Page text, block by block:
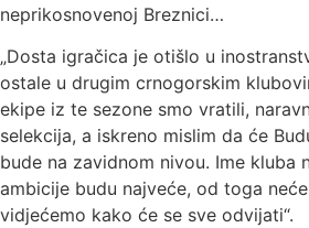
neprikosnovenoj Breznici…
„Dosta igračica je otišlo u
ostale u drugim crnogorskim
ekipe iz te sezone smo vratili,
selekcija, a iskreno mislim da će
bude na zavidnom nivou. Ime kluba
ambicije budu najveće, od toga
vidjećemo kako će se sve odvijati“.